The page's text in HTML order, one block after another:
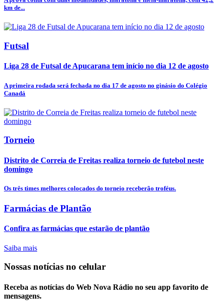
km de...
Futsal
Liga 28 de Futsal de Apucarana tem início no dia 12 de agosto
A primeira rodada será fechada no dia 17 de agosto no ginásio do Colégio
Canadá
Torneio
Distrito de Correia de Freitas realiza torneio de futebol neste
domingo
Os três times melhores colocados do torneio receberão troféus.
Farmácias de Plantão
Confira as farmácias que estarão de plantão
Saiba mais
Nossas notícias no celular
Receba as notícias do Web Nova Rádio no seu app favorito de
mensagens.